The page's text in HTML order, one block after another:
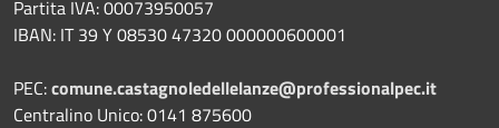
Partita IVA: 00073950057
IBAN: IT 39 Y 08530 47320 000000600001
PEC:comune.castagnoledellelanze@professionalpec.it
Centralino Unico: 0141 875600